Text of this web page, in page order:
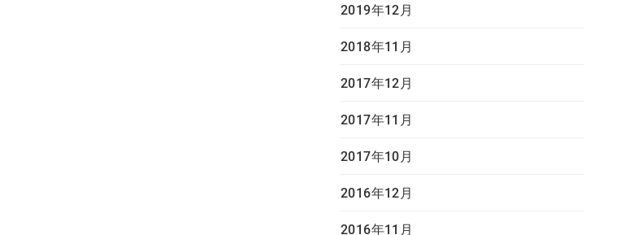
2019年12月
2018年11月
2017年12月
2017年11月
2017年10月
2016年12月
2016年11月